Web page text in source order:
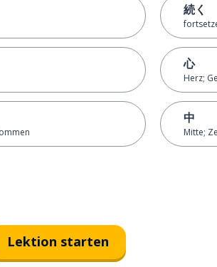
続く
心
Herz;
中
Mitte;
Lektion starten